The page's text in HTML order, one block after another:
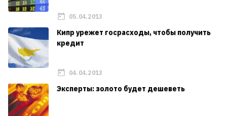
05.04.2013
Кипр урежет госрасходы, чтобы получить
кредит
04.04.2013
Эксперты: золото будет дешеветь